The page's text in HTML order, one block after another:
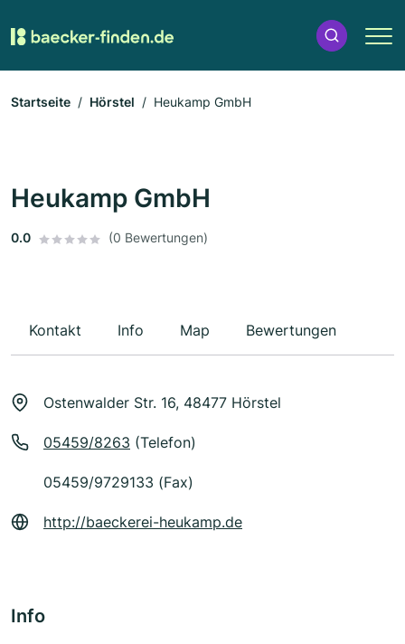
Startseite Hörstel Heukamp GmbH
Heukamp GmbH
0.0 (0 Bewertungen)
Kontakt Info Map Bewertungen
Ostenwalder Str. 16, 48477 Hörstel
05459/8263 (Telefon)
05459/9729133 (Fax)
http://baeckerei-heukamp.de
Info